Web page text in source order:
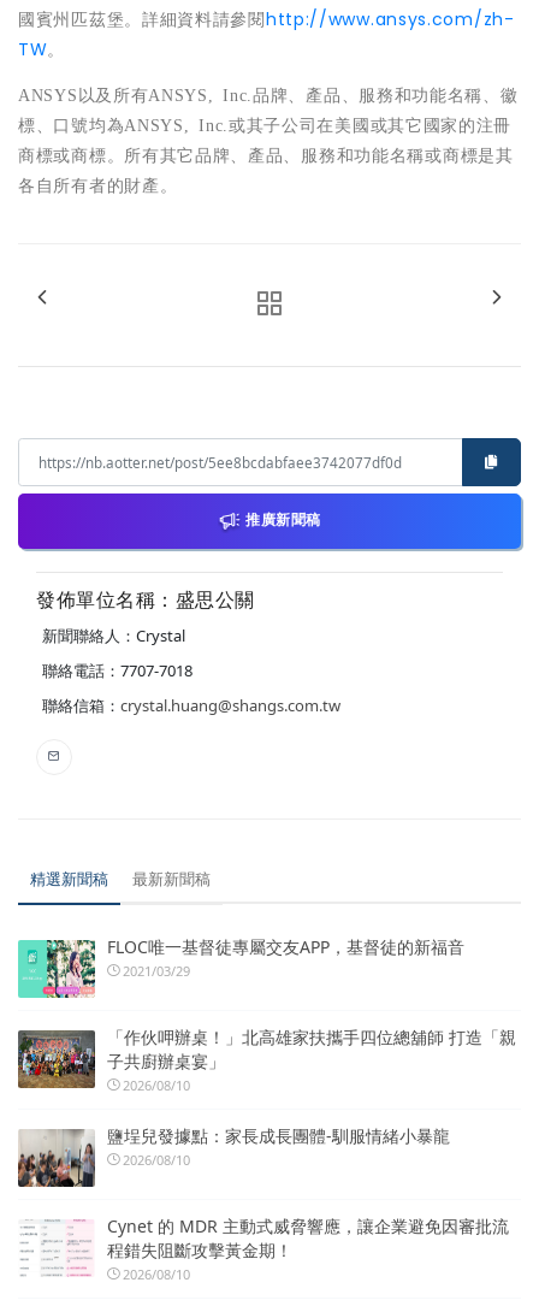
國賓州匹茲堡。詳細資料請參閱http://www.ansys.com/zh-
TW。
ANSYS 以及所有ANSYS, Inc.品牌、產品、服務和功能名稱、徽
標、口號均為ANSYS, Inc. 或其子公司在美國或其它國家的注冊
商標或商標。所有其它品牌、產品、服務和功能名稱或商標是其
各自所有者的財產
推廣新聞稿
發佈單位名稱：盛思公關
新聞聯絡人：Crystal
聯絡電話：7707-7018
聯絡信箱： crystal.huang@shangs.com.tw
精選新聞稿 最新新聞稿
FLOC唯一基督徒專屬交友APP，基督徒的新福音
2021/03/29
「作伙呷辦桌！」北高雄家扶攜手四位總舖師 打造「親
子共廚辦桌宴」
2026/08/10
鹽埕兒發據點：家長成長團體-馴服情緒小暴龍
2026/08/10
Cynet 的 MDR 主動式威脅響應，讓企業避免因審批流
程錯失阻斷攻擊黃金期！
2026/08/10